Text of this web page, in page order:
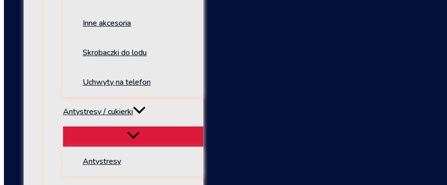
Inne akcesoria
Skrobaczki do lodu
Uchwyty na telefon
Antystresy / cukierki
Antystresy